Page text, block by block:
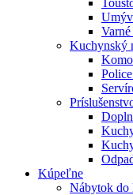
Kuchynský
Kúpeľne
Nábytok do